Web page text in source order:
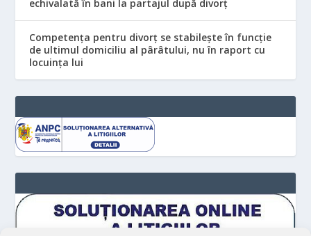
echivalată în bani la partajul după divorț
Competența pentru divorț se stabilește în funcție
de ultimul domiciliu al pârâtului, nu în raport cu
locuinţa lui